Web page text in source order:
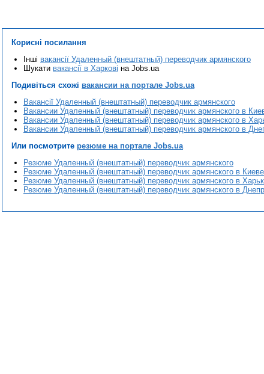
Корисні посилання
Інші вакансії Удаленный (внештатный) переводчик армянского
Шукати вакансії в Харкові на Jobs.ua
Подивіться схожі вакансии на портале Jobs.ua
Вакансії Удаленный (внештатный) переводчик армянского
Вакансии Удаленный (внештатный) переводчик армянского в
Вакансии Удаленный (внештатный) переводчик армянского в
Вакансии Удаленный (внештатный) переводчик армянского в
Или посмотрите резюме на портале Jobs.ua
Резюме Удаленный (внештатный) переводчик армянского
Резюме Удаленный (внештатный) переводчик армянского в Киеве
Резюме Удаленный (внештатный) переводчик армянского в
Резюме Удаленный (внештатный) переводчик армянского в